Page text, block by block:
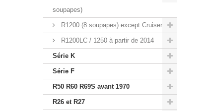
soupapes)
R1200 (8 soupapes) except Cruiser
R1200LC / 1250 à partir de 2014
Série K
Série F
R50 R60 R69S avant 1970
R26 et R27